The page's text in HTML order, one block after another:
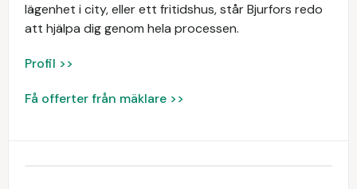
lägenhet i city, eller ett fritidshus, står Bjurfors redo
att hjälpa dig genom hela processen.
Profil >>
Få offerter från mäklare >>